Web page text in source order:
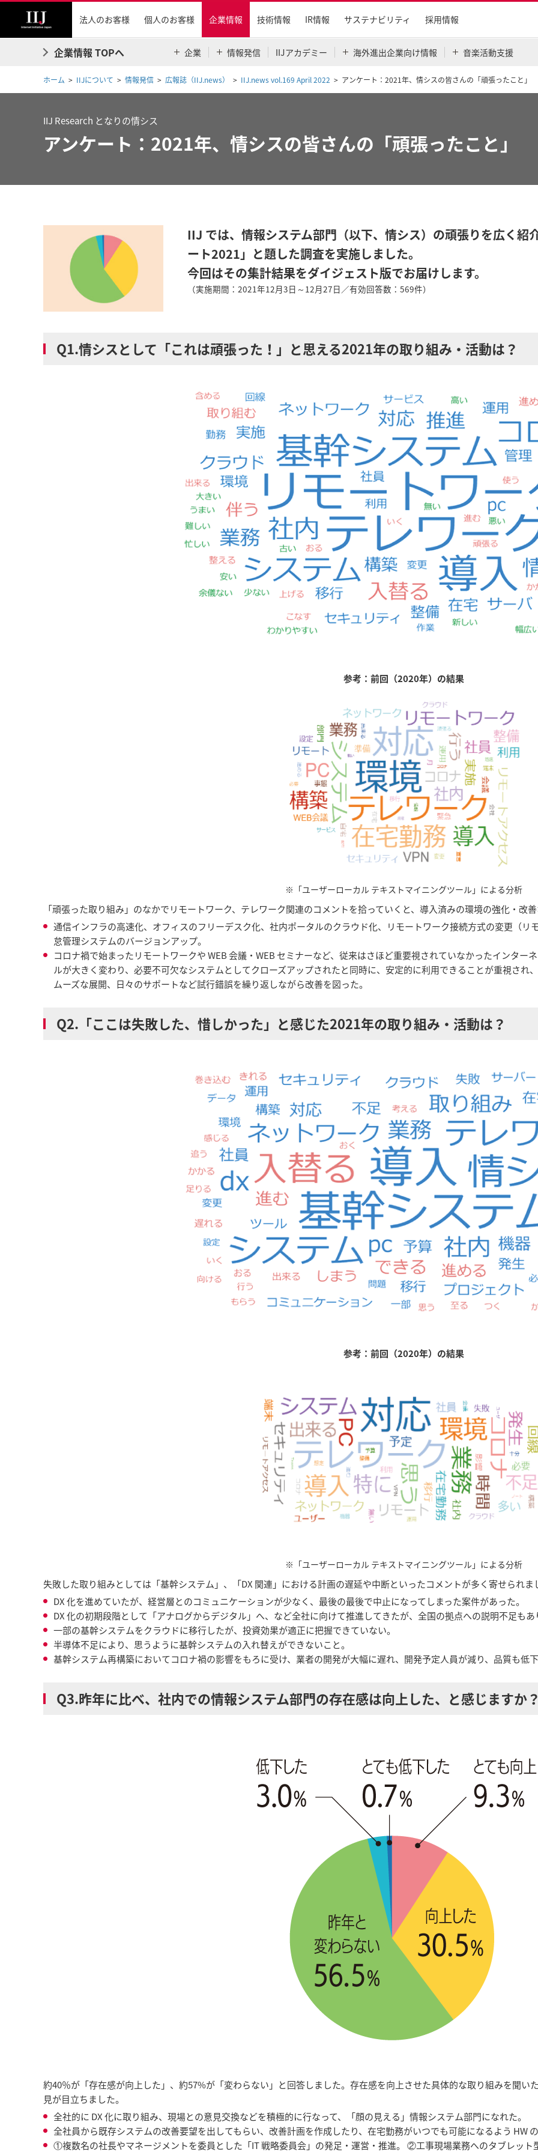
法人のお客様 個人のお客様 企業情報 技術情報 IR情報 サステナビリティ 採用情報
企業情報 TOPへ 企業 情報発信 IIJアカデミー 海外進出企業向け情報 音楽活動支援
ホーム IIJについて 情報発信 広報誌（IIJ.news） IIJ.news vol.169 April 2022 アンケート：2021年、情シスの皆さんの「頑張ったこと」
IIJ Research となりの情シス
アンケート：2021年、情シスの皆さんの「頑張ったこと」
IIJ では、情報システム部門（以下、情シス）の頑張りを広く紹
ート2021」と題した調査を実施しました。
今回はその集計結果をダイジェスト版でお届けします。
（実施期間：2021年12月3日～12月27日／有効回答数：569件）
Q1.情シスとして「これは頑張った！」と思える2021年の取り組み・活動は？
参考：前回（2020年）の結果
※「ユーザーローカル テキストマイニングツール」による分析
「頑張った取り組み」のなかでリモートワーク、テレワーク関連のコメントを拾っていくと、導入済みの環境の強化・改
通信インフラの高速化、オフィスのフリーデスク化、社内ポータルのクラウド化、リモートワーク接続方式の変更（
怠管理システムのバージョンアップ。
コロナ禍で始まったリモートワークや WEB 会議・WEB セミナーなど、従来はさほど重要視されていなかったインタ
ルが大きく変わり、必要不可欠なシステムとしてクローズアップされたと同時に、安定的に利用できることが重視さ
ムーズな展開、日々のサポートなど試行錯誤を繰り返しながら改善を図った。
Q2.「ここは失敗した、惜しかった」と感じた2021年の取り組み・活動は？
参考：前回（2020年）の結果
※「ユーザーローカル テキストマイニングツール」による分析
失敗した取り組みとしては「基幹システム」、「DX 関連」における計画の遅延や中断といったコメントが多く寄せられま
DX 化を進めていたが、経営層とのコミュニケーションが少なく、最後の最後で中止になってしまった案件があった。
DX 化の初期段階として「アナログからデジタル」へ、など全社に向けて推進してきたが、全国の拠点への説明不足も
一部の基幹システムをクラウドに移行したが、投資効果が適正に把握できていない。
半導体不足により、思うように基幹システムの入れ替えができないこと。
基幹システム再構築においてコロナ禍の影響をもろに受け、業者の開発が大幅に遅れ、開発予定人員が減り、品質も低
Q3.昨年に比べ、社内での情報システム部門の存在感は向上した、と感じますか
約40％が「存在感が向上した」、約57%が「変わらない」と回答しました。存在感を向上させた具体的な取り組みを聞い
見が目立ちました。
全社的に DX 化に取り組み、現場との意見交換などを積極的に行なって、「顔の見える」情報システム部門になれた。
全社員から既存システムの改善要望を出してもらい、改善計画を作成したり、在宅勤務がいつでも可能になるよう HW
①複数名の社長やマネージメントを委員とした「IT 戦略委員会」の発足・運営・推進。 ②工事現場業務へのタブレッ